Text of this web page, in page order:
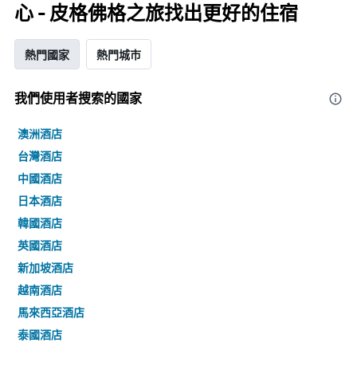
心 - 皮格佛格之旅找出更好的住宿
熱門國家 熱門城市
我們使用者搜索的國家
澳洲酒店
台灣酒店
中國酒店
日本酒店
韓國酒店
英國酒店
新加坡酒店
越南酒店
馬來西亞酒店
泰國酒店